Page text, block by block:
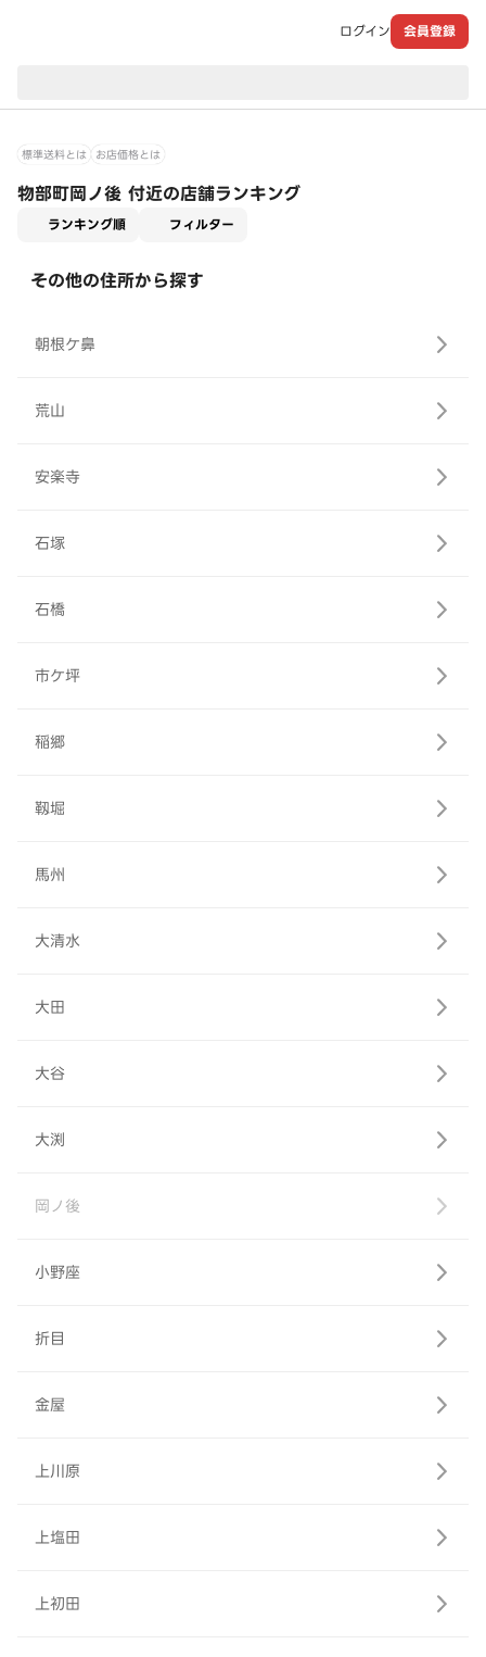
ログイン 会員登録
標準送料とは お店価格とは
物部町岡ノ後 付近の店舗ランキング
ランキング順 フィルター
その他の住所から探す
朝根ケ鼻
荒山
安楽寺
石塚
石橋
市ケ坪
稲郷
靱堀
馬州
大清水
大田
大谷
大渕
岡ノ後
小野座
折目
金屋
上川原
上塩田
上初田